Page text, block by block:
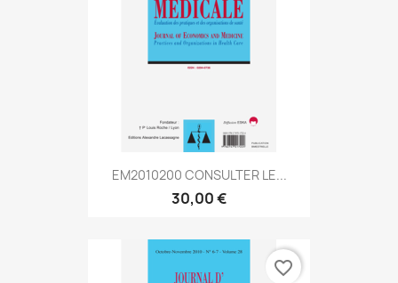
EM2010200 CONSULTER LE...
30,00 €
favorite_border